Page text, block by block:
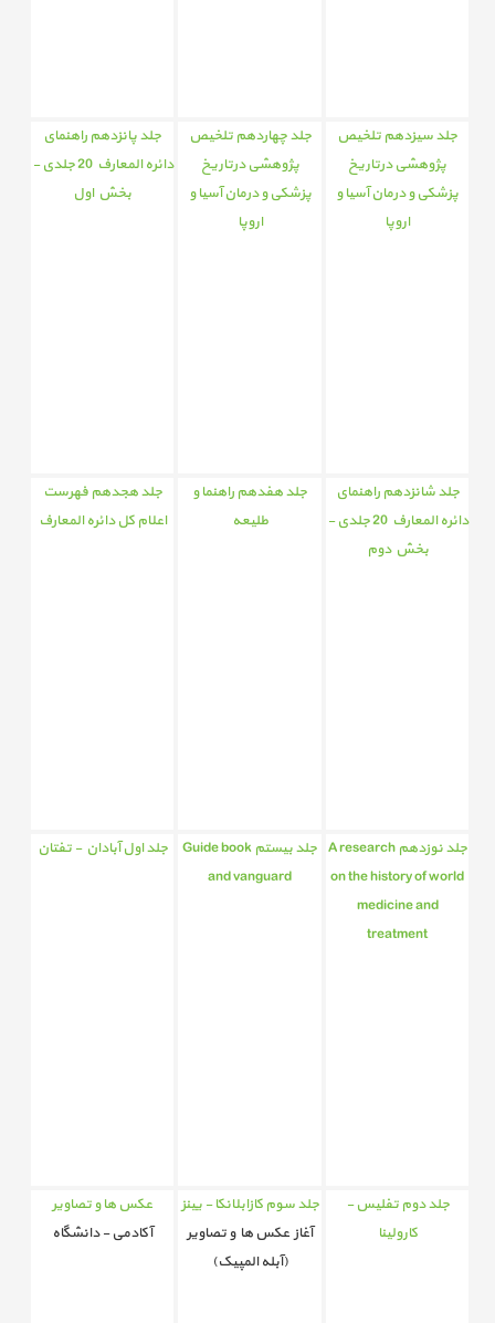
جلد سیزدهم تلخیص
پژوهشی درتاریخ
پزشکی و درمان آسیا و
اروپا
جلد چهاردهم تلخیص
پژوهشی درتاریخ
پزشکی و درمان آسیا و
اروپا
جلد پانزدهم راهنمای
دائره المعارف 20 جلدی -
بخش اول
جلد شانزدهم راهنمای
دائره المعارف 20 جلدی -
بخش دوم
جلد هفدهم راهنما و
طلیعه
جلد هجدهم فهرست
اعلام کل دائره المعارف
جلد نوزدهم A research
on the history of world
medicine and
treatment
جلد بیستم Guide book
and vanguard
جلد اول آبادان - تفتان
جلد دوم تفلیس -
کارولینا
جلد سوم کازابلانکا - یینز
آغاز عکس ها و تصاویر
(آبله المپیک)
عکس ها و تصاویر
آکادمی - دانشگاه